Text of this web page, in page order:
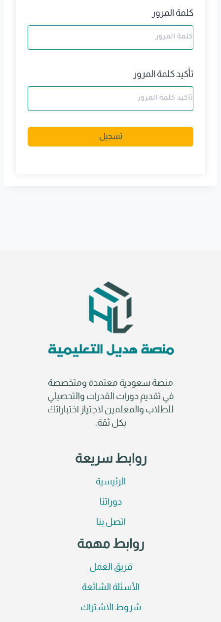
كلمة المرور
تأكيد كلمة المرور
l
تسجيل
منصة سعودية معتمدة ومتخصصة
في تقديم دورات القدرات والتحصيلي
للطلاب والمعلمين لاجتياز اختباراتك
بكل ثقة.
روابط سريعة
الرئيسية
دوراتنا
اتصل بنا
روابط مهمة
فريق العمل
الأسئلة الشائعة
شروط الاشتراك